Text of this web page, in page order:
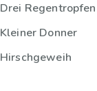
Drei Regentropfen
Kleiner Donner
Hirschgeweih